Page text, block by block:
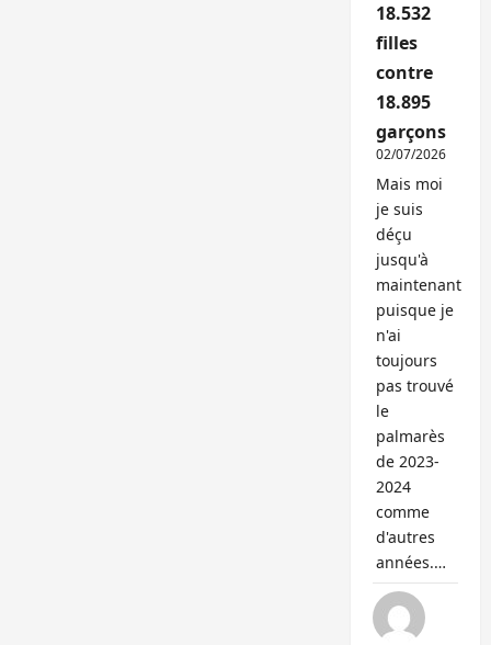
18.532
filles
contre
18.895
garçons
02/07/2026
Mais moi
je suis
déçu
jusqu'à
maintenant
puisque je
n'ai
toujours
pas trouvé
le
palmarès
de 2023-
2024
comme
d'autres
années.…